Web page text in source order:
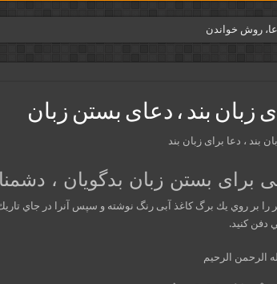
روش خواندن
برآورده شدن حاجت
مجرب
زبان بند ، دعای بستن زبان
بند ، دعا برای زبان بند
برای بستن زبان بدگويان ،
را بر روي يك برگ كاغذ آبی رنگ نوشته و سپس آنرا در جاي
دفن كنيد.
الرحمن الرحيم